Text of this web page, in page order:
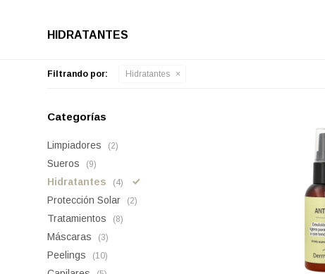
HIDRATANTES
Filtrando por: Hidratantes
Categorías
Limpiadores (2)
Sueros (9)
Hidratantes (4)
Protección Solar (2)
Tratamientos (8)
Máscaras (3)
Peelings (10)